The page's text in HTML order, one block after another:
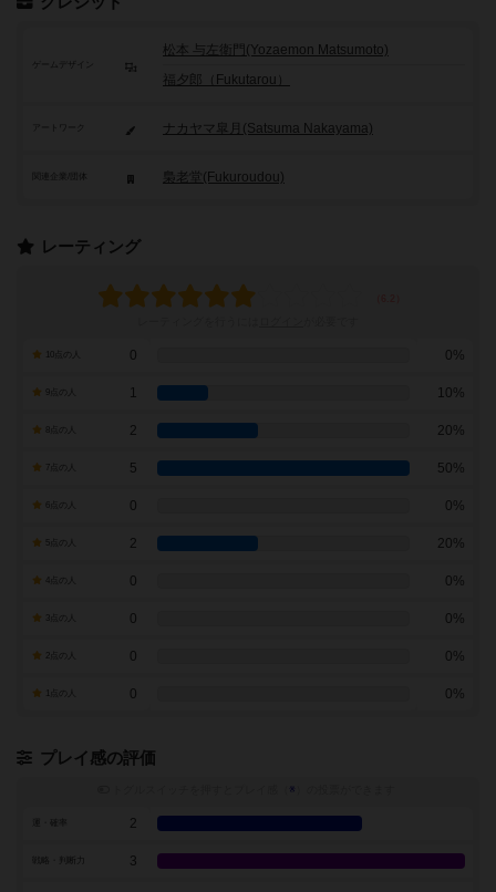
ゲームデザイン
松本 与左衛門(Yozaemon Matsumoto)
福夕郎（Fukutarou）
アートワーク ナカヤマ皐月(Satsuma Nakayama)
梟老堂(Fukuroudou)
レーティング
0 0%
1 10%
2 20%
7点の人 5 50%
0 0%
2 20%
0 0%
0 0%
0 0%
0 0%
プレイ感の評価
※
2
戦略・判断力 3